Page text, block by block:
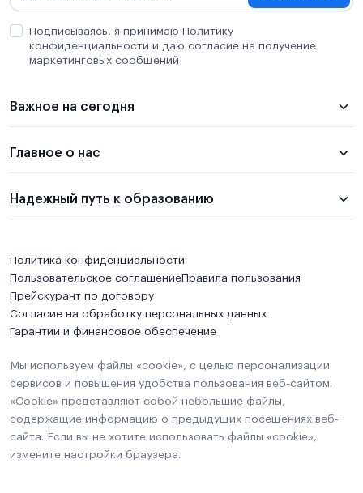
Подписываясь, я принимаю Политику
конфиденциальности и даю согласие на получение
маркетинговых сообщений
Важное на сегодня
Главное о нас
Надежный путь к образованию
Политика конфиденциальности
Пользовательское соглашениеПравила пользования
Прейскурант по договору
Согласие на обработку персональных данных
Гарантии и финансовое обеспечение
Мы используем файлы «cookie», с целью персонализации
сервисов и повышения удобства пользования веб-сайтом.
«Cookie» представляют собой небольшие файлы,
содержащие информацию о предыдущих посещениях веб-
сайта. Если вы не хотите использовать файлы «cookie»,
измените настройки браузера.